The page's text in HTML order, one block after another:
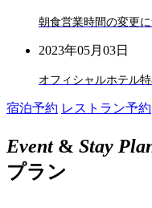
朝食営業時間の変更に
2023年05月03日
オフィシャルホテル
宿泊予約 レストラン予約
Event& Stay
プラン